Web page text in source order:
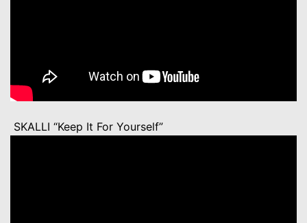
SKALLI “Keep It For Yourself”